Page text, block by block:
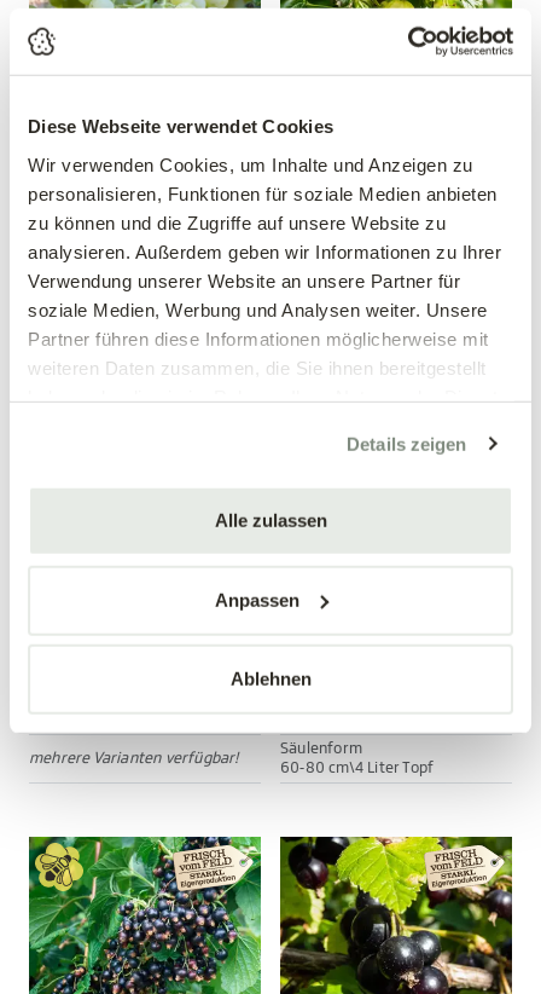
Diese Webseite verwendet Cookies
Wir verwenden Cookies, um Inhalte und Anzeigen zu
personalisieren, Funktionen für soziale Medien anbieten
zu können und die Zugriffe auf unsere Website zu
analysieren. Außerdem geben wir Informationen zu Ihrer
Verwendung unserer Website an unsere Partner für
soziale Medien, Werbung und Analysen weiter. Unsere
Partner führen diese Informationen möglicherweise mit
weiteren Daten zusammen, die Sie ihnen bereitgestellt
Details zeigen
Alle zulassen
Anpassen
Ablehnen
Weintraube 'Phoenix'
Vitis vinifera 'Phoenix'
19,99 €
4 Liter Topf
Gelbe Stachelbeersäule
24,99 €
Säulenform
60-80 cm/4 Liter Topf
Nashi 'Hosui'
34,90 €
mehrere Varianten verfügbar!
Rote Ribiselsäule
24,99 €
Säulenform
60-80 cm\4 Liter Topf